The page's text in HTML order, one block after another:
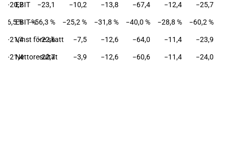
EBIT
−20,2 −23,1 −10,2 −13,8 −67,4 −12,4 −25,7
EBIT-%
% −56,3 % −25,2 % −31,8 % −40,0 % −28,8 % −60,2 %
Vinst före skatt
−21,4 −22,6 −7,5 −12,6 −64,0 −11,4 −23,9
Nettoresultat
−21,4 −22,7 −3,9 −12,6 −60,6 −11,4 −24,0